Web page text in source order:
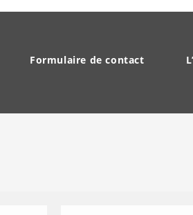
Formulaire de contact